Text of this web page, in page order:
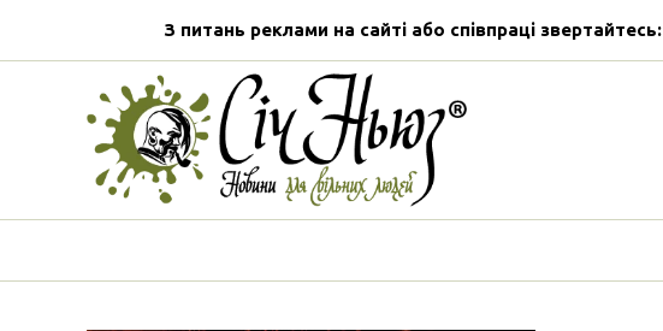
З питань реклами на сайті або співпраці звертайтесь: